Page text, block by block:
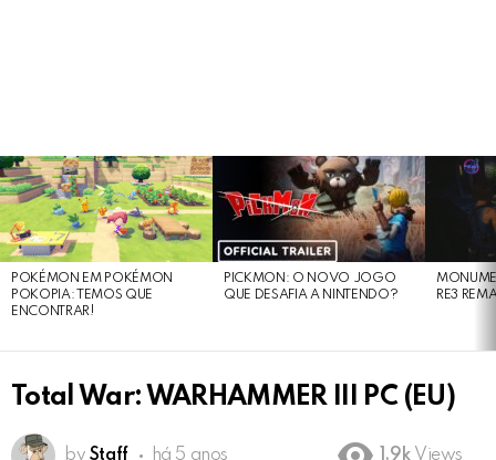
LATEST
STORIES
POKÉMON EM POKÉMON
POKOPIA: TEMOS QUE
ENCONTRAR!
PICKMON: O NOVO JOGO
QUE DESAFIA A NINTENDO?
RE3
Total War: WARHAMMER III PC (EU)
by Staff há 5 anos 1.9k Views